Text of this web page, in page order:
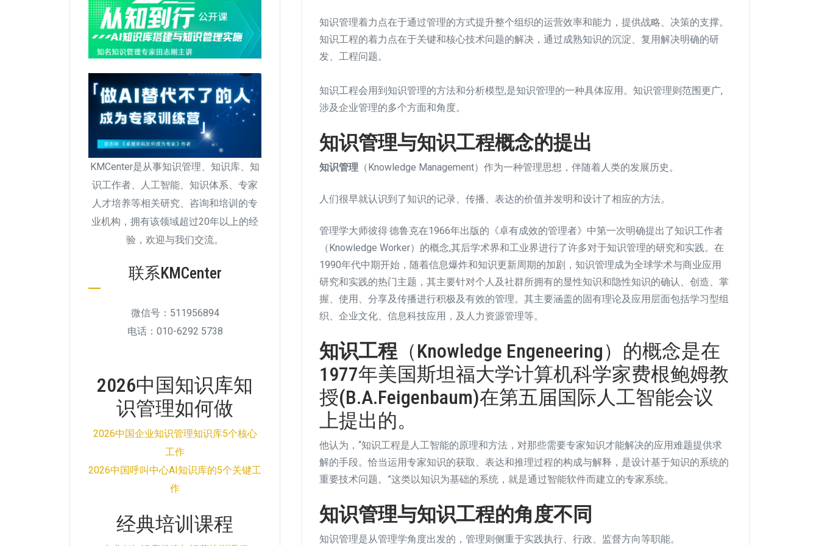
知识管理着力点在于通过管理的方式提升整个组织的运营效率和能力，提供战略、决策的支撑。
知识工程的着力点在于关键和核心技术问题的解决，通过成熟知识的沉淀、复用解决明确的研
发、工程问题。
知识工程会用到知识管理的方法和分析模型,是知识管理的一种具体应用。知识管理则范围更广,
涉及企业管理的多个方面和角度。
知识管理与知识工程概念的提出
知识管理 （Knowledge Management）作为一种管理思想，伴随着人类的发展历史。
人们很早就认识到了知识的记录、传播、表达的价值并发明和设计了相应的方法。
管理学大师彼得·德鲁克在1966年出版的《卓有成效的管理者》中第一次明确提出了知识工作者
（Knowledge Worker）的概念,其后学术界和工业界进行了许多对于知识管理的研究和实践。在
1990年代中期开始，随着信息爆炸和知识更新周期的加剧，知识管理成为全球学术与商业应用
研究和实践的热门主题，其主要针对个人及社群所拥有的显性知识和隐性知识的确认、创造、掌
握、使用、分享及传播进行积极及有效的管理。其主要涵盖的固有理论及应用层面包括学习型组
织、企业文化、信息科技应用，及人力资源管理等。
知识工程 （Knowledge Engeneering）的概念是在
1977年美国斯坦福大学计算机科学家费根鲍姆教
授(B.A.Feigenbaum)在第五届国际人工智能会议
上提出的。
他认为，“知识工程是人工智能的原理和方法，对那些需要专家知识才能解决的应用难题提供求
解的手段。恰当运用专家知识的获取、表达和推理过程的构成与解释，是设计基于知识的系统的
重要技术问题。”这类以知识为基础的系统，就是通过智能软件而建立的专家系统。
知识管理与知识工程的角度不同
知识管理是从管理学角度出发的，管理则侧重于实践执行、行政、监督方向等职能。
KMCenter是从事知识管理、知识库、知
识工作者、人工智能、知识体系、专家
人才培养等相关研究、咨询和培训的专
业机构，拥有该领域超过20年以上的经
验，欢迎与我们交流。
联系KMCenter
微信号：511956894
电话：010-6292 5738
2026中国知识库知
识管理如何做
2026中国企业知识管理知识库5个核心
工作
2026中国呼叫中心AI知识库的5个关键工
作
经典培训课程